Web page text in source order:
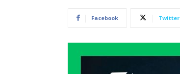
Facebook Twitter